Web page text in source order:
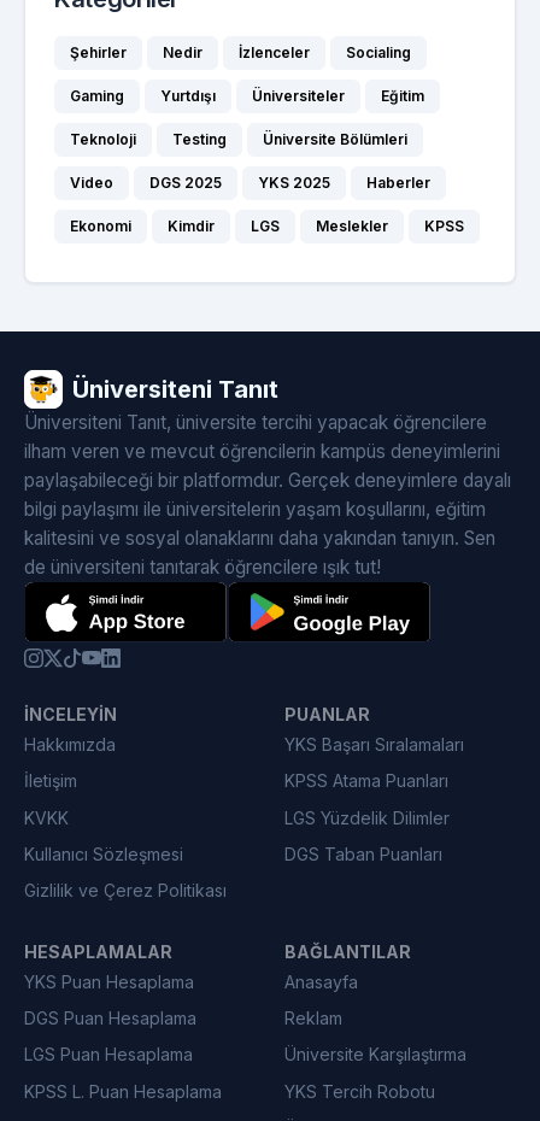
Şehirler Nedir İzlenceler Socialing
Gaming Yurtdışı Üniversiteler Eğitim
Teknoloji Testing Üniversite Bölümleri
Video DGS 2025 YKS 2025 Haberler
Ekonomi Kimdir LGS Meslekler KPSS
Üniversiteni Tanıt
Üniversiteni Tanıt, üniversite tercihi yapacak öğrencilere
ilham veren ve mevcut öğrencilerin kampüs deneyimlerini
paylaşabileceği bir platformdur. Gerçek deneyimlere dayalı
bilgi paylaşımı ile üniversitelerin yaşam koşullarını, eğitim
kalitesini ve sosyal olanaklarını daha yakından tanıyın. Sen
de üniversiteni tanıtarak öğrencilere ışık tut!
İNCELEYIN
Hakkımızda
İletişim
KVKK
Kullanıcı Sözleşmesi
Gizlilik ve Çerez Politikası
PUANLAR
YKS Başarı Sıralamaları
KPSS Atama Puanları
LGS Yüzdelik Dilimler
DGS Taban Puanları
HESAPLAMALAR
YKS Puan Hesaplama
DGS Puan Hesaplama
LGS Puan Hesaplama
KPSS L. Puan Hesaplama
BAĞLANTILAR
Anasayfa
Reklam
Üniversite Karşılaştırma
YKS Tercih Robotu